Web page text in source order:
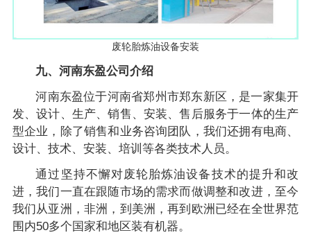
废轮胎炼油设备安装
九、河南东盈公司介绍
河南东盈位于河南省郑州市郑东新区，是一家集开
发、设计、生产、销售、安装、售后服务于一体的生产
型企业，除了销售和业务咨询团队，我们还拥有电商、
设计、技术、安装、培训等各类技术人员。
通过坚持不懈对废轮胎炼油设备技术的提升和改
进，我们一直在跟随市场的需求而做调整和改进，至今
我们从亚洲，非洲，到美洲，再到欧洲已经在全世界范
围内50多个国家和地区装有机器。